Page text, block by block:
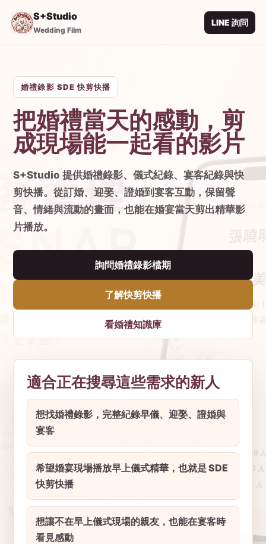
S+Studio
Wedding Film
LINE 詢問
婚禮錄影 SDE 快剪快播
把婚禮當天的感動，剪
成現場能一起看的影片
S+Studio 提供婚禮錄影、儀式紀錄、宴客紀錄與快
剪快播。從訂婚、迎娶、證婚到宴客互動，保留聲
音、情緒與流動的畫面，也能在婚宴當天剪出精華影
片播放。
詢問婚禮錄影檔期
了解快剪快播
看婚禮知識庫
適合正在搜尋這些需求的新人
想找婚禮錄影，完整紀錄早儀、迎娶、證婚與
宴客
希望婚宴現場播放早上儀式精華，也就是 SDE
快剪快播
想讓不在早上儀式現場的親友，也能在宴客時
看見感動